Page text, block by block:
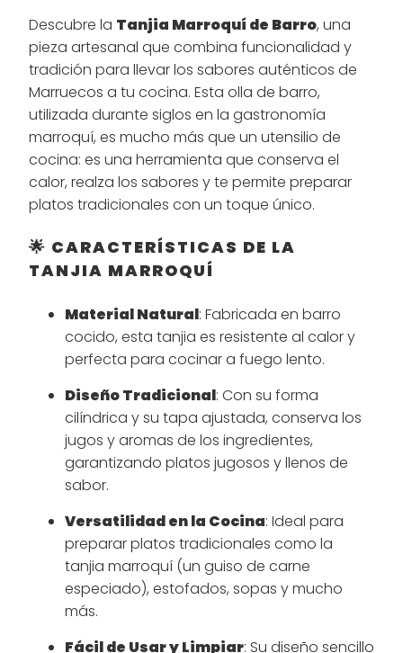
Descubre la Tanjia Marroquí de Barro, una
pieza artesanal que combina funcionalidad y
tradición para llevar los sabores auténticos de
Marruecos a tu cocina. Esta olla de barro,
utilizada durante siglos en la gastronomía
marroquí, es mucho más que un utensilio de
cocina: es una herramienta que conserva el
calor, realza los sabores y te permite preparar
platos tradicionales con un toque único.
🌟 CARACTERÍSTICAS DE LA
TANJIA MARROQUÍ
Material Natural: Fabricada en barro
cocido, esta tanjia es resistente al calor y
perfecta para cocinar a fuego lento.
Diseño Tradicional: Con su forma
cilíndrica y su tapa ajustada, conserva los
jugos y aromas de los ingredientes,
garantizando platos jugosos y llenos de
sabor.
Versatilidad en la Cocina: Ideal para
preparar platos tradicionales como la
tanjia marroquí (un guiso de carne
especiado), estofados, sopas y mucho
más.
Fácil de Usar y Limpiar: Su diseño sencillo